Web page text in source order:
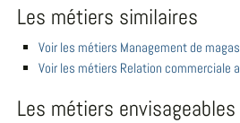
Les métiers similaires
Voir les métiers Management de
Voir les métiers Relation commerciale
Les métiers envisageables